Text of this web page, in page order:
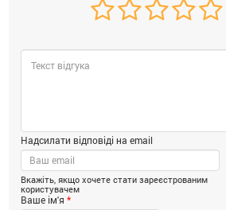
Надсилати відповіді на email
Вкажіть, якщо хочете стати зареєстрованим
користувачем
Ваше ім'я *